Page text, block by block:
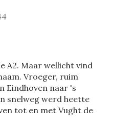
A2. Maar wellicht vind
Vroeger, ruim
Eindhoven naar 's
snelweg werd heette
tot en met Vught de